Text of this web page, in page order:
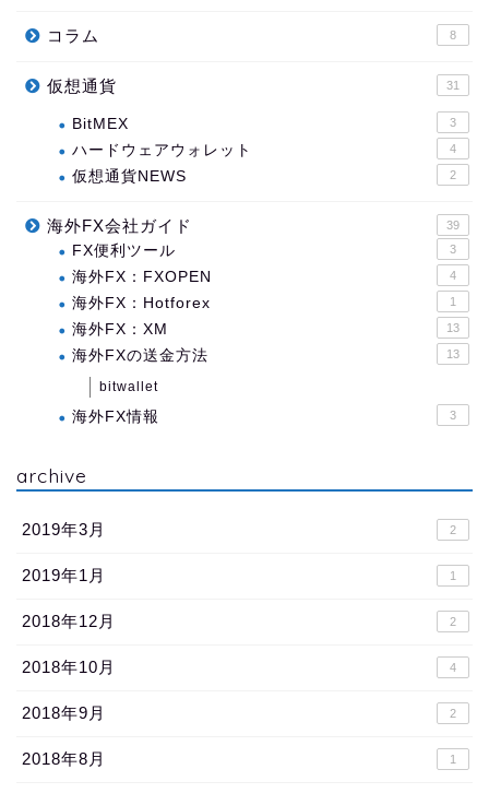
コラム 8
仮想通貨 31
BitMEX 3
ハードウェアウォレット 4
仮想通貨NEWS 2
海外FX会社ガイド 39
FX便利ツール 3
海外FX：FXOPEN 4
海外FX：Hotforex 1
海外FX：XM 13
海外FXの送金方法 13
bitwallet
海外FX情報 3
archive
2019年3月 2
2019年1月 1
2018年12月 2
2018年10月 4
2018年9月 2
2018年8月 1